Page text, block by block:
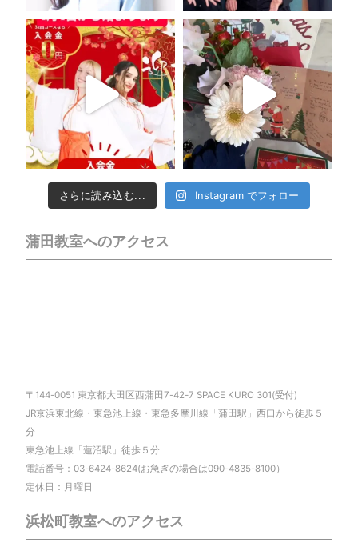
さらに読み込む... Instagram でフォロー
蒲田教室へのアクセス
〒144-0051 東京都大田区西蒲田7-42-7 SPACE KURO 301(受付)
JR京浜東北線・東急池上線・東急多摩川線「蒲田駅」西口から徒歩５
分
東急池上線「蓮沼駅」徒歩５分
電話番号：03-6424-8624(お急ぎの場合は090-4835-8100）
定休日：月曜日
浜松町教室へのアクセス